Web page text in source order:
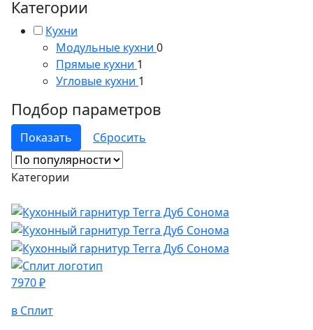
Категории
Кухни
Модульные кухни 0
Прямые кухни 1
Угловые кухни 1
Подбор параметров
Категории
7970 ₽
в Сплит